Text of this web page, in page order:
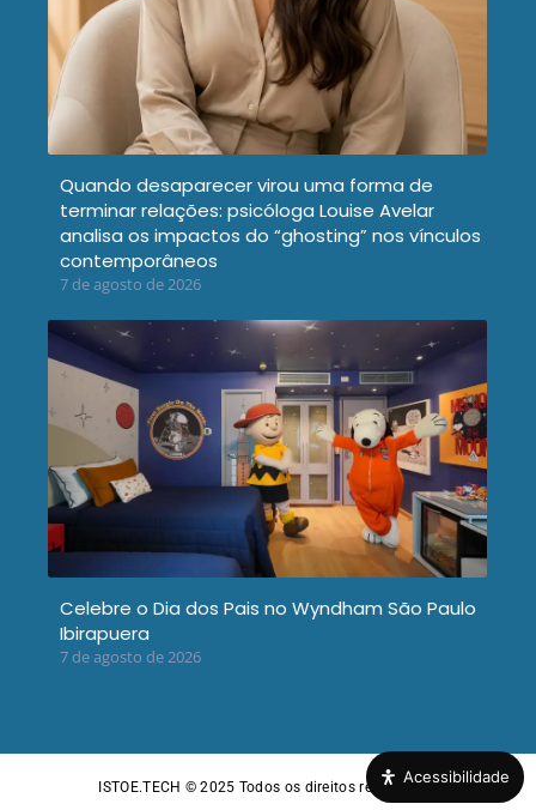
Quando desaparecer virou uma forma de
terminar relações: psicóloga Louise Avelar
analisa os impactos do “ghosting” nos vínculos
contemporâneos
7 de agosto de 2026
Celebre o Dia dos Pais no Wyndham São Paulo
Ibirapuera
7 de agosto de 2026
ISTOE.TECH © 2025 Todos os direitos reservados
Acessibilidade